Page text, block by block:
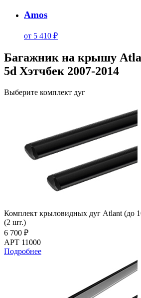
Amos
от 5 410 ₽
Багажник на крышу
5d Хэтчбек 2007-2014
Выберите комплект дуг
Комплект крыловидных дуг Atlant (до
(2 шт.)
6 700 ₽
АРТ 11000
Подробнее